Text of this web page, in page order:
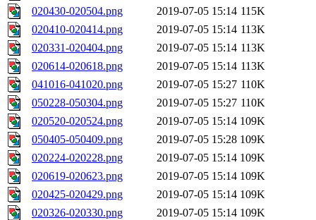
020430-020504.png
2019-07-05 15:14 115K
020410-020414.png
2019-07-05 15:14 113K
020331-020404.png
2019-07-05 15:14 113K
020614-020618.png
2019-07-05 15:14 113K
041016-041020.png
2019-07-05 15:27 110K
050228-050304.png
2019-07-05 15:27 110K
020520-020524.png
2019-07-05 15:14 109K
050405-050409.png
2019-07-05 15:28 109K
020224-020228.png
2019-07-05 15:14 109K
020619-020623.png
2019-07-05 15:14 109K
020425-020429.png
2019-07-05 15:14 109K
020326-020330.png
2019-07-05 15:14 109K